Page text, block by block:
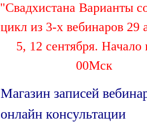
Магазин записей
онлайн консультации
"Свадхистана Варианты
цикл из 3-х вебинаров 29
5, 12 сентября. Начало
00Мск